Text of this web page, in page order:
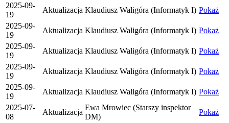
2025-09-
19
Aktualizacja Klaudiusz Waligóra (Informatyk I) Pokaż
2025-09-
19
Aktualizacja Klaudiusz Waligóra (Informatyk I) Pokaż
2025-09-
19
Aktualizacja Klaudiusz Waligóra (Informatyk I) Pokaż
2025-09-
19
Aktualizacja Klaudiusz Waligóra (Informatyk I) Pokaż
2025-09-
19
Aktualizacja Klaudiusz Waligóra (Informatyk I) Pokaż
2025-07-
08
Aktualizacja
Ewa Mrowiec (Starszy inspektor
DM)
Pokaż